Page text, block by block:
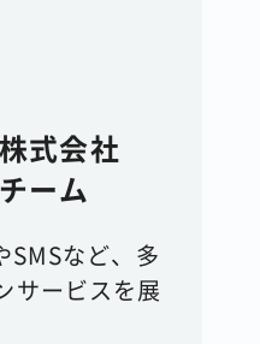
式会社
ーム
SMSなど、多
サービスを展